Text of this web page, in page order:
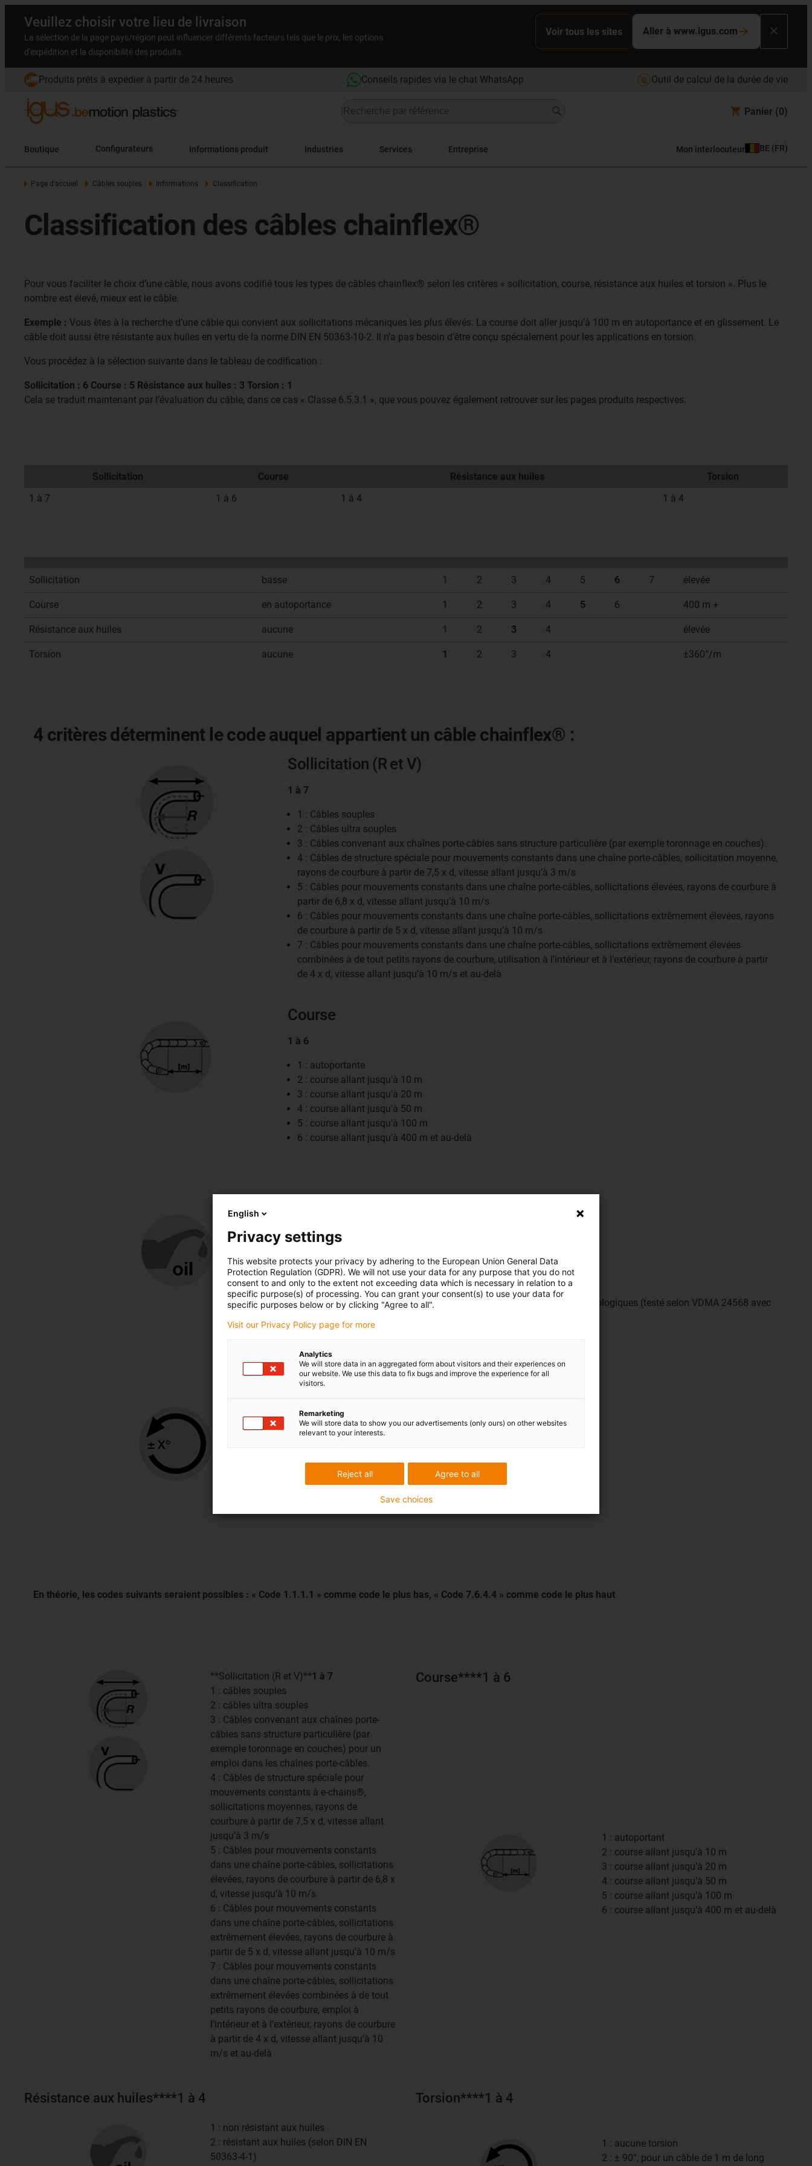
Veuillez choisir votre lieu de livraison
La sélection de la page pays/région peut influencer différents facteurs tels que le prix, les options
d'expédition et la disponibilité des produits.
Voir tous les sites Aller à www.igus.com
Produits prêts à expédier à partir de 24 heures Conseils rapides via le chat WhatsApp Outil de calcul de la durée de vie
Panier (0)
Boutique Configurateurs Informations produit Industries Services Entreprise Mon interlocuteur BE (FR)
Page d'accueil Câbles souples Informations Classification
Classification des câbles chainflex®
Pour vous faciliter le choix d’une câble, nous avons codifié tous les types de câbles chainflex® selon les critères « sollicitation, course, résistance aux huiles et torsion ». Plus le
nombre est élevé, mieux est le câble.
Exemple : Vous êtes à la recherche d’une câble qui convient aux sollicitations mécaniques les plus élevés. La course doit aller jusqu’à 100 m en autoportance et en glissement. Le
câble doit aussi être résistante aux huiles en vertu de la norme DIN EN 50363-10-2. Il n’a pas besoin d’être conçu spécialement pour les applications en torsion.
Vous procédez à la sélection suivante dans le tableau de codification :
Sollicitation : 6 Course : 5 Résistance aux huiles : 3 Torsion : 1
Cela se traduit maintenant par l’évaluation du câble, dans ce cas « Classe 6.5.3.1 », que vous pouvez également retrouver sur les pages produits respectives.
Sollicitation Course Résistance aux huiles
Torsion
1 à 7
1 à 6 1 à 4 1 à 4
Sollicitation basse 1 2 3 4 5 6 7 élevée
Course en autoportance 1 2 3 4 5 6 400 m +
Résistance aux huiles aucune 1 2 3 4 élevée
Torsion aucune 1 2 3 4 ±360°/m
4 critères déterminent le code auquel appartient un câble chainflex® :
Sollicitation (R et V)
1 à 7
1 : Câbles souples
2 : Câbles ultra souples
3 : Câbles convenant aux chaînes porte-câbles sans structure particulière (par exemple toronnage en couches).
4 : Câbles de structure spéciale pour mouvements constants dans une chaîne porte-câbles, sollicitation moyenne,
rayons de courbure à partir de 7,5 x d, vitesse allant jusqu’à 3 m/s
5 : Câbles pour mouvements constants dans une chaîne porte-câbles, sollicitations élevées, rayons de courbure à
partir de 6,8 x d, vitesse allant jusqu’à 10 m/s
6 : Câbles pour mouvements constants dans une chaîne porte-câbles, sollicitations extrêmement élevées, rayons
de courbure à partir de 5 x d, vitesse allant jusqu’à 10 m/s
7 : Câbles pour mouvements constants dans une chaîne porte-câbles, sollicitations extrêmement élevées
combinées à de tout petits rayons de courbure, utilisation à l’intérieur et à l’extérieur, rayons de courbure à partir
de 4 x d, vitesse allant jusqu’à 10 m/s et au-delà
Course
1 à 6
1 : autoportante
2 : course allant jusqu'à 10 m
3 : course allant jusqu’à 20 m
4 : course allant jusqu’à 50 m
5 : course allant jusqu’à 100 m
6 : course allant jusqu’à 400 m et au-delà
1 à 4
1 : non résistant aux huiles
2 : résistant aux huiles (selon DIN EN 50363-4-1)
3 : résistant aux huiles (selon DIN EN 50363-10-2)
4 : résistant aux huiles (selon DIN EN 60811-2-1, résistant aux huiles biologiques (testé selon VDMA 24568 avec
1 à 4
2 : ± 90°, pour un câble de 1 m de long
3 : ± 180°, pour un câble de 1 m de long
4 : ± 360°, pour un câble de 1 m de long
En théorie, les codes suivants seraient possibles : « Code 1.1.1.1 » comme code le plus bas, « Code 7.6.4.4 » comme code le plus haut
**Sollicitation (R et V)**1 à 7
1 : câbles souples
2 : câbles ultra souples
3 : Câbles convenant aux chaînes porte-
câbles sans structure particulière (par
exemple toronnage en couches) pour un
emploi dans les chaînes porte-câbles.
4 : Câbles de structure spéciale pour
mouvements constants à e-chains®,
sollicitations moyennes, rayons de
courbure à partir de 7,5 x d, vitesse allant
jusqu’à 3 m/s
5 : Câbles pour mouvements constants
dans une chaîne porte-câbles, sollicitations
élevées, rayons de courbure à partir de 6,8 x
d, vitesse jusqu’à 10 m/s
6 : Câbles pour mouvements constants
dans une chaîne porte-câbles, sollicitations
extrêmement élevées, rayons de courbure à
partir de 5 x d, vitesse allant jusqu’à 10 m/s
7 : Câbles pour mouvements constants
dans une chaîne porte-câbles, sollicitations
extrêmement élevées combinées à de tout
petits rayons de courbure, emploi à
l’intérieur et à l’extérieur, rayons de courbure
à partir de 4 x d, vitesse allant jusqu’à 10
m/s et au-delà
Course****1 à 6
1 : autoportant
2 : course allant jusqu'à 10 m
3 : course allant jusqu’à 20 m
4 : course allant jusqu’à 50 m
5 : course allant jusqu’à 100 m
6 : course allant jusqu’à 400 m et au-delà
Résistance aux huiles****1 à 4
1 : non résistant aux huiles
2 : résistant aux huiles (selon DIN EN
50363-4-1)
Torsion****1 à 4
1 : aucune torsion
2 : ± 90°, pour un câble de 1 m de long
English
Privacy settings
This website protects your privacy by adhering to the European Union General Data
Protection Regulation (GDPR). We will not use your data for any purpose that you do not
consent to and only to the extent not exceeding data which is necessary in relation to a
specific purpose(s) of processing. You can grant your consent(s) to use your data for
specific purposes below or by clicking "Agree to all".
Visit our Privacy Policy page for more
Analytics
We will store data in an aggregated form about visitors and their experiences on
our website. We use this data to fix bugs and improve the experience for all
visitors.
Remarketing
We will store data to show you our advertisements (only ours) on other websites
relevant to your interests.
Agree to all
Reject all
Save choices